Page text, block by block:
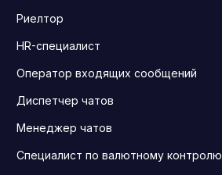
Риелтор
HR-специалист
Оператор входящих сообщений
Диспетчер чатов
Менеджер чатов
Специалист по валютному контролю